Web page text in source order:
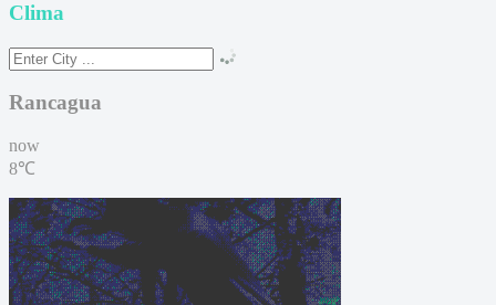
Clima
Rancagua
now
8℃